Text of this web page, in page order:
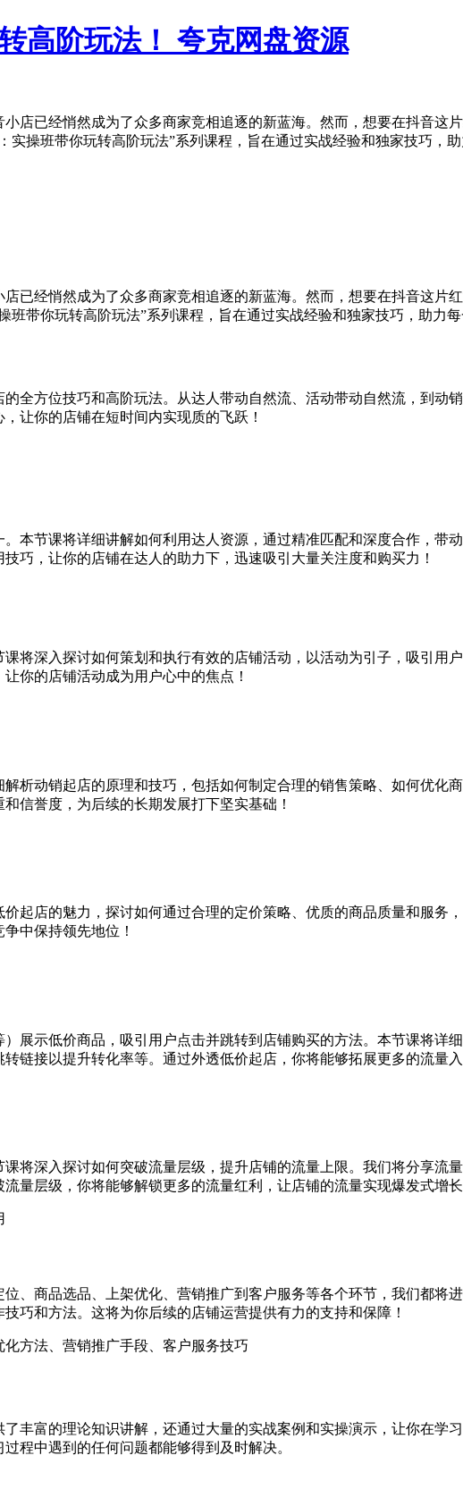
高阶玩法！ 夸克网盘资源
店已经悄然成为了众多商家竞相追逐的新蓝海。然而，想要在抖音这
操班带你玩转高阶玩法”系列课程，旨在通过实战经验和独家技巧，
已经悄然成为了众多商家竞相追逐的新蓝海。然而，想要在抖音这片
带你玩转高阶玩法”系列课程，旨在通过实战经验和独家技巧，助力
全方位技巧和高阶玩法。从达人带动自然流、活动带动自然流，到动
让你的店铺在短时间内实现质的飞跃！
本节课将详细讲解如何利用达人资源，通过精准匹配和深度合作，带
巧，让你的店铺在达人的助力下，迅速吸引大量关注度和购买力！
将深入探讨如何策划和执行有效的店铺活动，以活动为引子，吸引用
你的店铺活动成为用户心中的焦点！
析动销起店的原理和技巧，包括如何制定合理的销售策略、如何优化
信誉度，为后续的长期发展打下坚实基础！
起店的魅力，探讨如何通过合理的定价策略、优质的商品质量和服务
中保持领先地位！
展示低价商品，吸引用户点击并跳转到店铺购买的方法。本节课将详
链接以提升转化率等。通过外透低价起店，你将能够拓展更多的流量
将深入探讨如何突破流量层级，提升店铺的流量上限。我们将分享流
量层级，你将能够解锁更多的流量红利，让店铺的流量实现爆发式增长
、商品选品、上架优化、营销推广到客户服务等各个环节，我们都将
巧和方法。这将为你后续的店铺运营提供有力的支持和保障！
方法、营销推广手段、客户服务技巧
丰富的理论知识讲解，还通过大量的实战案例和实操演示，让你在学
程中遇到的任何问题都能够得到及时解决。